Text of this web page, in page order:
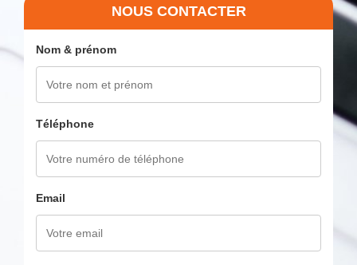
NOUS CONTACTER
Nom & prénom
Téléphone
Email